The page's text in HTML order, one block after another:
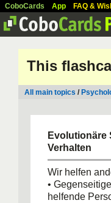
CoboCards App FAQ &
This
All main topics /
Evolutionäre
Verhalten
Wir helfen
•
helfende